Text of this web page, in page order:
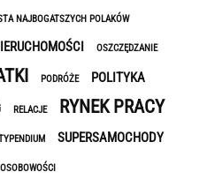
NAJBOGATSZYCH POLAKÓW
OSZCZĘDZANIE
PODRÓŻE POLITYKA
RELACJE RYNEK PRACY
SUPERSAMOCHODY